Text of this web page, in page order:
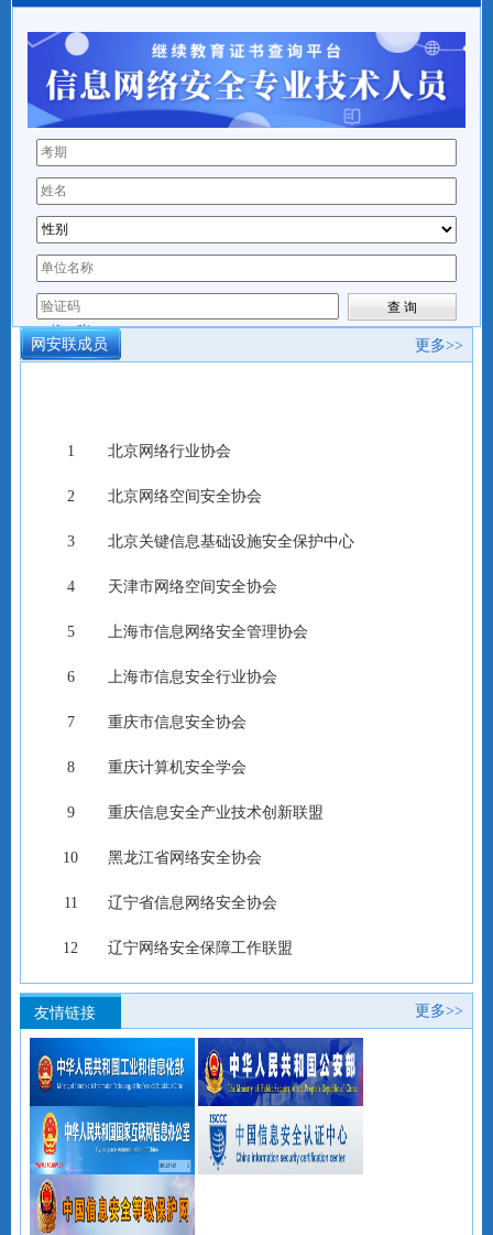
换一张
网安联成员 更多>>
北京网络行业协会
北京网络空间安全协会
北京关键信息基础设施安全保护中心
天津市网络空间安全协会
上海市信息网络安全管理协会
上海市信息安全行业协会
重庆市信息安全协会
重庆计算机安全学会
重庆信息安全产业技术创新联盟
黑龙江省网络安全协会
辽宁省信息网络安全协会
辽宁网络安全保障工作联盟
内蒙古自治区网络行业协会
江苏省信息网络安全协会
浙江省计算机系统安全协会
安徽省网络安全协会
山东省信息网络安全协会
湖北省信息网络安全协会
友情链接 更多>>